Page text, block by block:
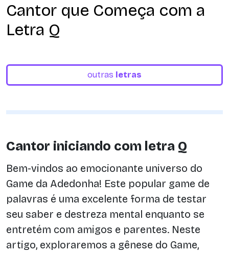
Cantor que Começa com a
Letra Q
outras letras
Cantor iniciando com letra Q
Bem-vindos ao emocionante universo do
Game da Adedonha! Este popular game de
palavras é uma excelente forma de testar
seu saber e destreza mental enquanto se
entretém com amigos e parentes. Neste
artigo, exploraremos a gênese do Game,